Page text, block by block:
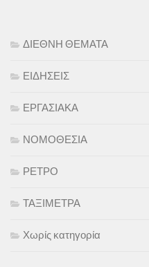
ΔΙΕΘΝΗ ΘΕΜΑΤΑ
ΕΙΔΗΣΕΙΣ
ΕΡΓΑΣΙΑΚΑ
ΝΟΜΟΘΕΣΙΑ
ΡΕΤΡΟ
ΤΑΞΙΜΕΤΡΑ
Χωρίς κατηγορία